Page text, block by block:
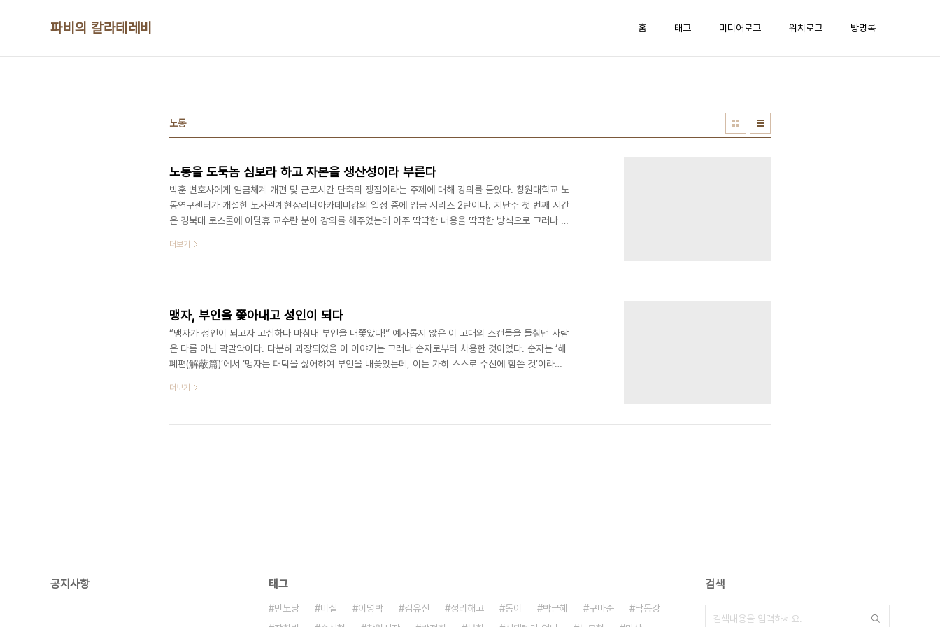
파비의 칼라테레비 홈 태그 미디어로그 위치로그 방명록
노동
노동을 도둑놈 심보라 하고 자본을 생산성이라 부른다
박훈 변호사에게 임금체계 개편 및 근로시간 단축의 쟁점이라는 주제에 대해 강의를 들었다. 창원대학교 노
동연구센터가 개설한 노사관계현장리더아카데미강의 일정 중에 임금 시리즈 2탄이다. 지난주 첫 번째 시간
은 경북대 로스쿨에 이달휴 교수란 분이 강의를 해주었는데 아주 딱딱한 내용을 딱딱한 방식으로 그러나 매
가 졸았던 것은 박훈 선생님의 강의가 재미없었기 때문은 아니었다. 다만 내가 최근(몇 년 전부터) 평소 자
칠 정도로 괴로운 지경에 이르는 경우가 많아졌기 때문이다. 하필이면 박훈 선생님의 강의시간에 그 ..
더보기
맹자, 부인을 쫓아내고 성인이 되다
“맹자가 성인이 되고자 고심하다 마침내 부인을 내쫓았다!” 예사롭지 않은 이 고대의 스캔들을 들춰낸 사람
은 다름 아닌 곽말약이다. 다분히 과장되었을 이 이야기는 그러나 순자로부터 차용한 것이었다. 순자는 ‘해
폐편(解蔽篇)’에서 ‘맹자는 패덕을 싫어하여 부인을 내쫓았는데, 이는 가히 스스로 수신에 힘쓴 것’이라고
수 없다. 그는 순자의 악패를 부인의 패덕이 아니라 ‘맹자가 자신이 몸을 상할 것을 염려하여 부인을 내쫓았
그는 깊고 넓은 학식으로 다양한 분야에서 다양한 경력을 쌓았다. 그는 대문호 노신과 ..
더보기
공지사항 태그
민노당 미실 이명박 김유신 정리해고 동이 박근혜 구마준
낙동강
검색